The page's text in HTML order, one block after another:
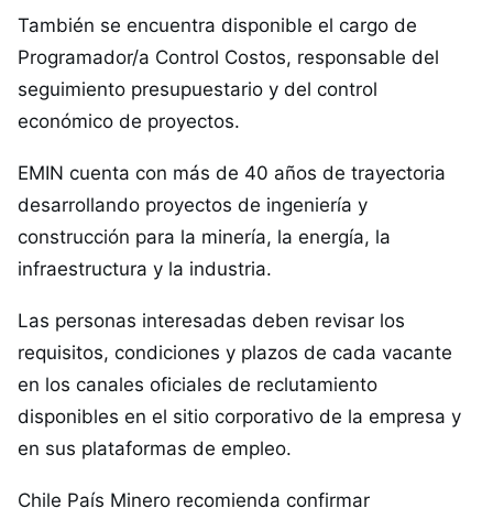
También se encuentra disponible el cargo de
Programador/a Control Costos, responsable del
seguimiento presupuestario y del control
económico de proyectos.
EMIN cuenta con más de 40 años de trayectoria
desarrollando proyectos de ingeniería y
construcción para la minería, la energía, la
infraestructura y la industria.
Las personas interesadas deben revisar los
requisitos, condiciones y plazos de cada vacante
en los canales oficiales de reclutamiento
disponibles en el sitio corporativo de la empresa y
en sus plataformas de empleo.
Chile País Minero recomienda confirmar